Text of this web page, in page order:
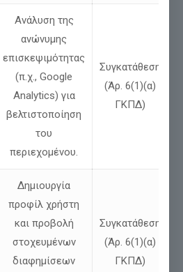
Ανάλυση της
ανώνυμης
επισκεψιμότητας
(π.χ., Google
Analytics) για
βελτιστοποίηση
του
περιεχομένου.
Συγκατάθεση
(Άρ. 6(1)(α)
ΓΚΠΔ)
Δημιουργία
προφίλ χρήστη
και προβολή
στοχευμένων
διαφημίσεων
Συγκατάθεση
(Άρ. 6(1)(α)
ΓΚΠΔ)